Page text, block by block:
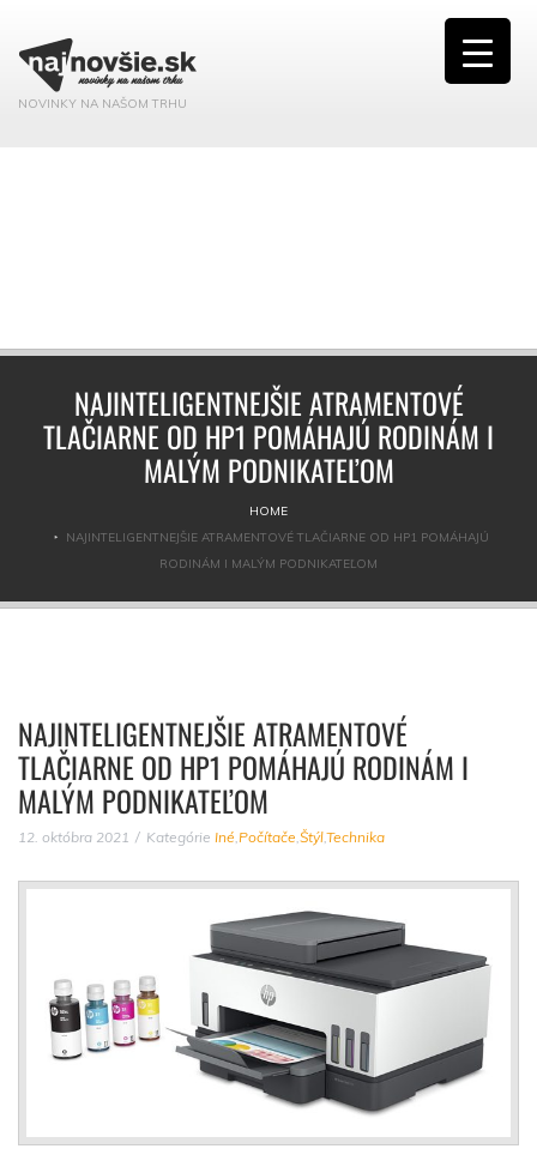
NOVINKY NA NAŠOM TRHU
NAJINTELIGENTNEJŠIE ATRAMENTOVÉ
TLAČIARNE OD HP1 POMÁHAJÚ RODINÁM I
MALÝM PODNIKATEĽOM
HOME
NAJINTELIGENTNEJŠIE ATRAMENTOVÉ TLAČIARNE OD HP1 POMÁHAJÚ
RODINÁM I MALÝM PODNIKATEĽOM
NAJINTELIGENTNEJŠIE ATRAMENTOVÉ
TLAČIARNE OD HP1 POMÁHAJÚ RODINÁM I
MALÝM PODNIKATEĽOM
12. októbra 2021 Kategórie Iné,Počítače,Štýl,Technika